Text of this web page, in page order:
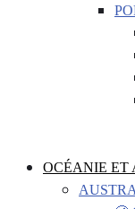
OCÉANIE ET